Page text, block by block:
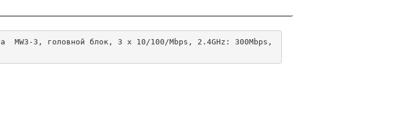
MW3-3, головной блок, 3 x 10/100/Mbps, 2.4GHz: 300Mbps,